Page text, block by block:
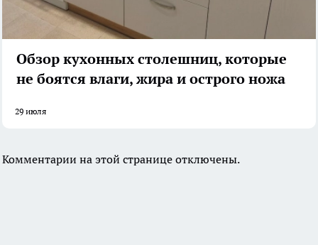
Обзор кухонных столешниц, которые
не боятся влаги, жира и острого ножа
29 июля
Комментарии на этой странице отключены.